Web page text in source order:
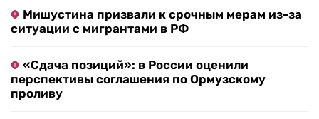
Мишустина призвали к срочным мерам из-за
ситуации с мигрантами в РФ
«Сдача позиций»: в России оценили
перспективы соглашения по Ормузскому
проливу